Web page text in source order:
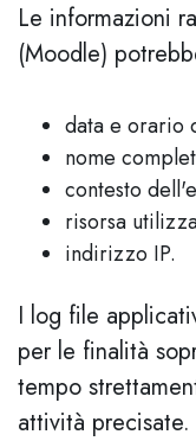
Le informazioni
(Moodle)
data e orario
nome
contesto
risorsa
indirizzo IP.
I log file
per le finalità
tempo
attività precisate.